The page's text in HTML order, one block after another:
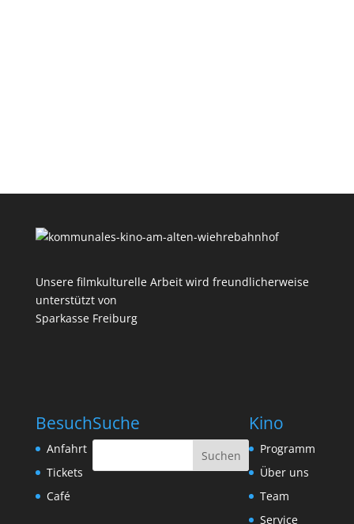
Unsere filmkulturelle Arbeit wird freundlicherweise
unterstützt von
Sparkasse Freiburg
Besuch
Anfahrt
Tickets
Café
Suche Kino
Programm
Über uns
Team
Service